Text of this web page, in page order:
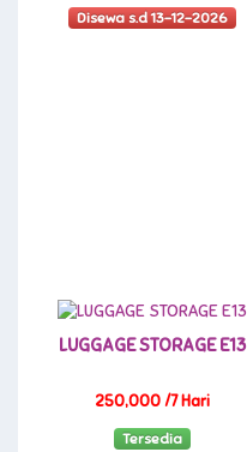
Disewa s.d 13-12-2026
LUGGAGE STORAGE E13
250,000 /7 Hari
Tersedia